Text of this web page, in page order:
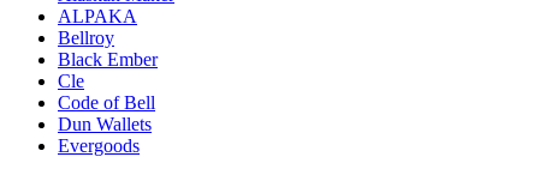
ALPAKA
Bellroy
Black Ember
Cle
Code of Bell
Dun Wallets
Evergoods